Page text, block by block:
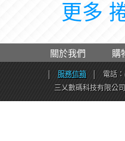
更多
關於我們 購
服務信箱 電話
三乂數碼科技有限公